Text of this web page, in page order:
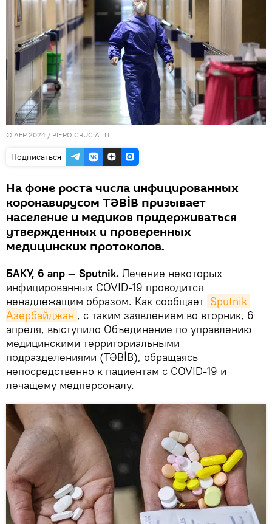
© AFP 2024 / PIERO CRUCIATTI
Подписаться
На фоне роста числа инфицированных
коронавирусом TƏBİB призывает
население и медиков придерживаться
утвержденных и проверенных
медицинских протоколов.
БАКУ, 6 апр — Sputnik. Лечение некоторых
инфицированных COVID-19 проводится
ненадлежащим образом. Как сообщает Sputnik
Азербайджан , с таким заявлением во вторник, 6
апреля, выступило Объединение по управлению
медицинскими территориальными
подразделениями (TƏBİB), обращаясь
непосредственно к пациентам с COVID-19 и
лечащему медперсоналу.